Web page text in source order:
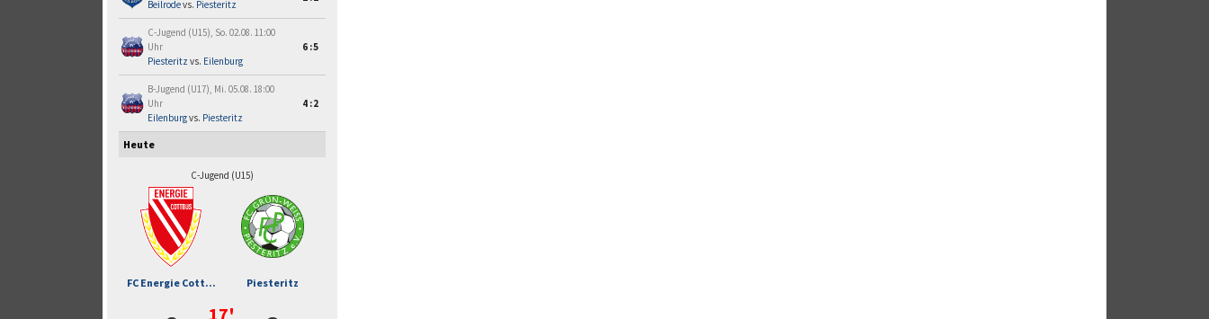
Beilrodevs. Piesteritz
C-Jugend (U15), So. 02.08. 11:00
Uhr
Piesteritz vs. Eilenburg
6:5
B-Jugend (U17), Mi. 05.08. 18:00
Uhr
Eilenburgvs. Piesteritz
4:2
Heute
C-Jugend (U15)
FC Energie Cott... Piesteritz
17'